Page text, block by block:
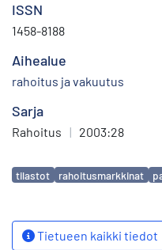
ISSN
1458-8188
Aihealue
rahoitus ja vakuutus
Sarja
Rahoitus | 2003:28
Avainsanat
tilastot rahoitusmarkkinat
Tietueen kaikki tiedot